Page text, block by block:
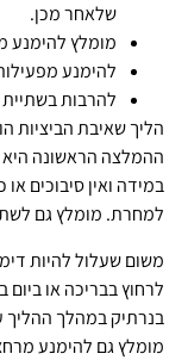
שלאחר מכן.
מומלץ להימנע
להימנע
להרבות בשתיית
הליך שאיבת הביציות
ההמלצה הראשונה היא
במידה ואין סיבוכים
למחרת. מומלץ גם לשתות לפחות
משום שעלול להיות
לרחוץ בבריכה או
בנרתיק במהלך ההליך
מומלץ גם להימנע